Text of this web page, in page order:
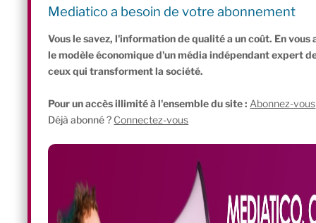
décision aura pour conséquence une baisse, voire un gel, des
Mediatico a besoin de votre abonnement
Vous le savez, l'information de qualité a un coût. En
le modèle économique d'un média indépendant expert
ceux qui transforment la société.
Pour un accès illimité à l'ensemble du site : Abonnez-vous
Déjà abonné ? Connectez-vous